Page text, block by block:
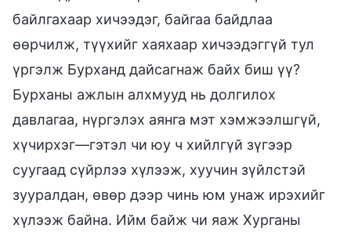
байлгахаар хичээдэг, байгаа байдлаа
өөрчилж, түүхийг хаяхаар хичээдэггүй тул
үргэлж Бурханд дайсагнаж байх биш үү?
Бурханы ажлын алхмууд нь долгилох
давлагаа, нүргэлэх аянга мэт хэмжээлшгүй,
хүчирхэг—гэтэл чи юу ч хийлгүй зүгээр
суугаад сүйрлээ хүлээж, хуучин зүйлстэй
зууралдан, өвөр дээр чинь юм унаж ирэхийг
хүлээж байна. Ийм байж чи яаж Хурганы